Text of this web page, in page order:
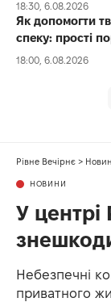
18:30, 6.08.2026
Як допомогти
спеку: прості
18:00, 6.08.2026
Рівне Вечірнє >
НОВИНИ
У центрі
Небезпечні
приватного